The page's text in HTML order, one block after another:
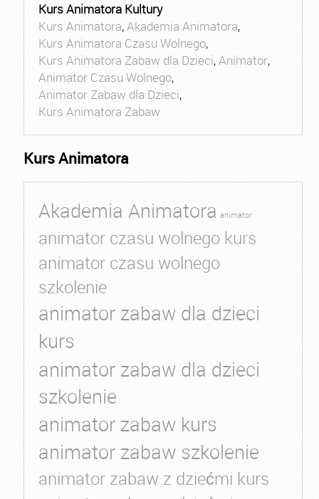
Kurs Animatora Kultury
Kurs Animatora,Akademia Animatora,
Kurs Animatora Czasu Wolnego,
Kurs Animatora Zabaw dla Dzieci,Animator,
Animator Czasu Wolnego,
Animator Zabaw dla Dzieci,
Kurs Animatora Zabaw
Kurs Animatora
Akademia Animatora animator
animator czasu wolnego kurs
animator czasu wolnego
szkolenie
animator zabaw dla dzieci
kurs
animator zabaw dla dzieci
szkolenie
animator zabaw kurs
animator zabaw szkolenie
animator zabaw z dziećmi kurs